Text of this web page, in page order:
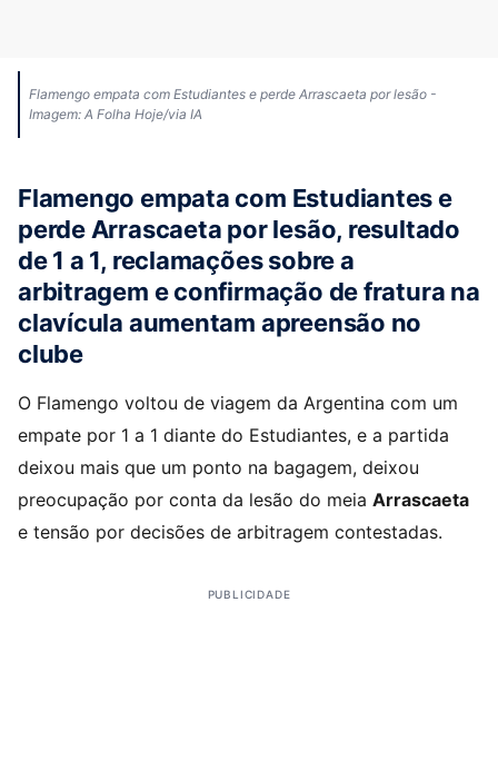
Flamengo empata com Estudiantes e perde Arrascaeta por lesão -
Imagem: A Folha Hoje/via IA
Flamengo empata com Estudiantes e
perde Arrascaeta por lesão, resultado
de 1 a 1, reclamações sobre a
arbitragem e confirmação de fratura na
clavícula aumentam apreensão no
clube
O Flamengo voltou de viagem da Argentina com um
empate por 1 a 1 diante do Estudiantes, e a partida
deixou mais que um ponto na bagagem, deixou
preocupação por conta da lesão do meia Arrascaeta
e tensão por decisões de arbitragem contestadas.
PUBLICIDADE